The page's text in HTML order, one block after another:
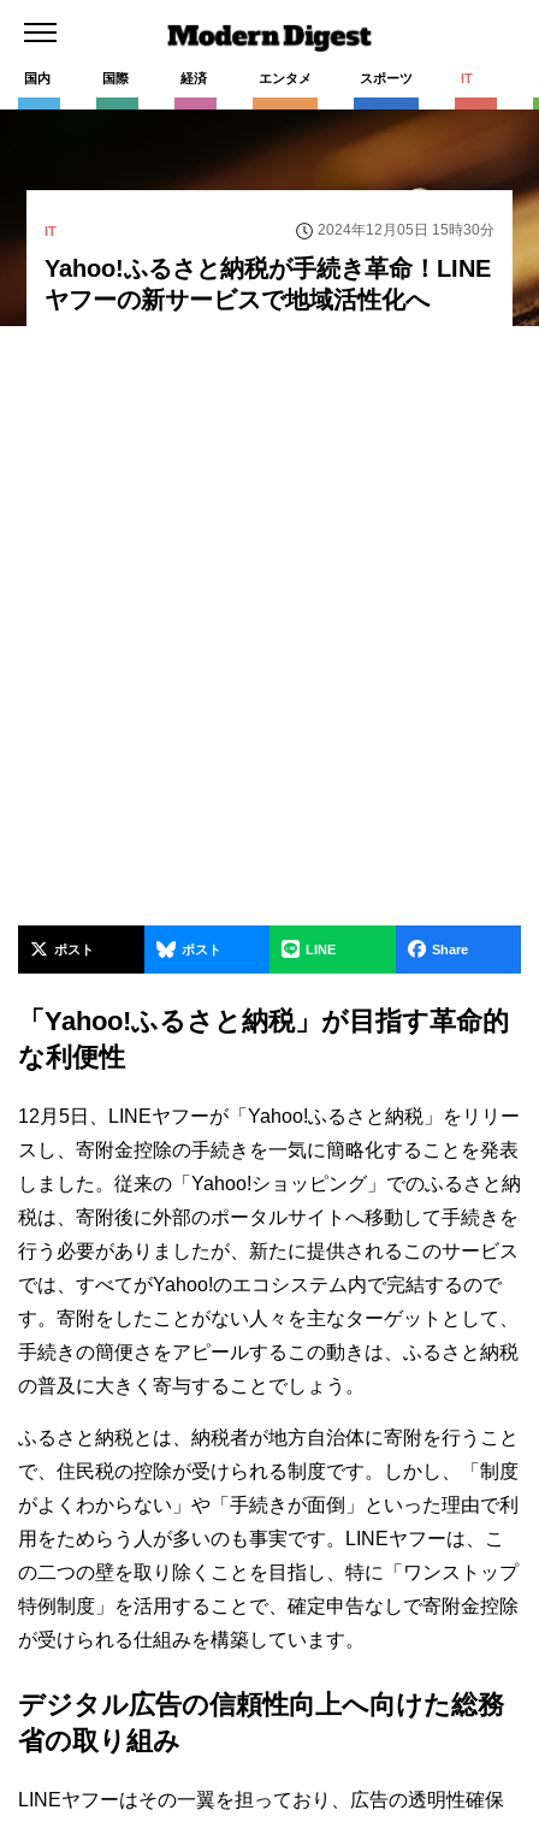
国内 国際 経済 エンタメ スポーツ IT
IT 2024年12月05日 15時30分
Yahoo!ふるさと納税が手続き革命！LINE
ヤフーの新サービスで地域活性化へ
ポスト ポスト LINE Share
「Yahoo!ふるさと納税」が目指す革命的
な利便性
12月5日、LINEヤフーが「Yahoo!ふるさと納税」をリリー
スし、寄附金控除の手続きを一気に簡略化することを発表
しました。従来の「Yahoo!ショッピング」でのふるさと納
税は、寄附後に外部のポータルサイトへ移動して手続きを
行う必要がありましたが、新たに提供されるこのサービス
では、すべてがYahoo!のエコシステム内で完結するので
す。寄附をしたことがない人々を主なターゲットとして、
手続きの簡便さをアピールするこの動きは、ふるさと納税
の普及に大きく寄与することでしょう。
ふるさと納税とは、納税者が地方自治体に寄附を行うこと
で、住民税の控除が受けられる制度です。しかし、「制度
がよくわからない」や「手続きが面倒」といった理由で利
用をためらう人が多いのも事実です。LINEヤフーは、こ
の二つの壁を取り除くことを目指し、特に「ワンストップ
特例制度」を活用することで、確定申告なしで寄附金控除
が受けられる仕組みを構築しています。
デジタル広告の信頼性向上へ向けた総務
省の取り組み
LINEヤフーはその一翼を担っており、広告の透明性確保